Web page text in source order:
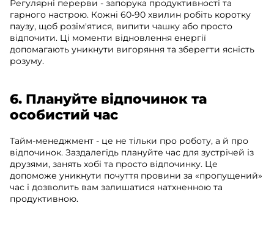
Регулярні перерви - запорука продуктивності та
гарного настрою. Кожні 60-90 хвилин робіть коротку
паузу, щоб розім'ятися, випити чашку або просто
відпочити. Ці моменти відновлення енергії
допомагають уникнути вигоряння та зберегти ясність
розуму.
6. Плануйте відпочинок та
особистий час
Тайм-менеджмент - це не тільки про роботу, а й про
відпочинок. Заздалегідь плануйте час для зустрічей із
друзями, занять хобі та просто відпочинку. Це
допоможе уникнути почуття провини за «пропущений»
час і дозволить вам залишатися натхненною та
продуктивною.